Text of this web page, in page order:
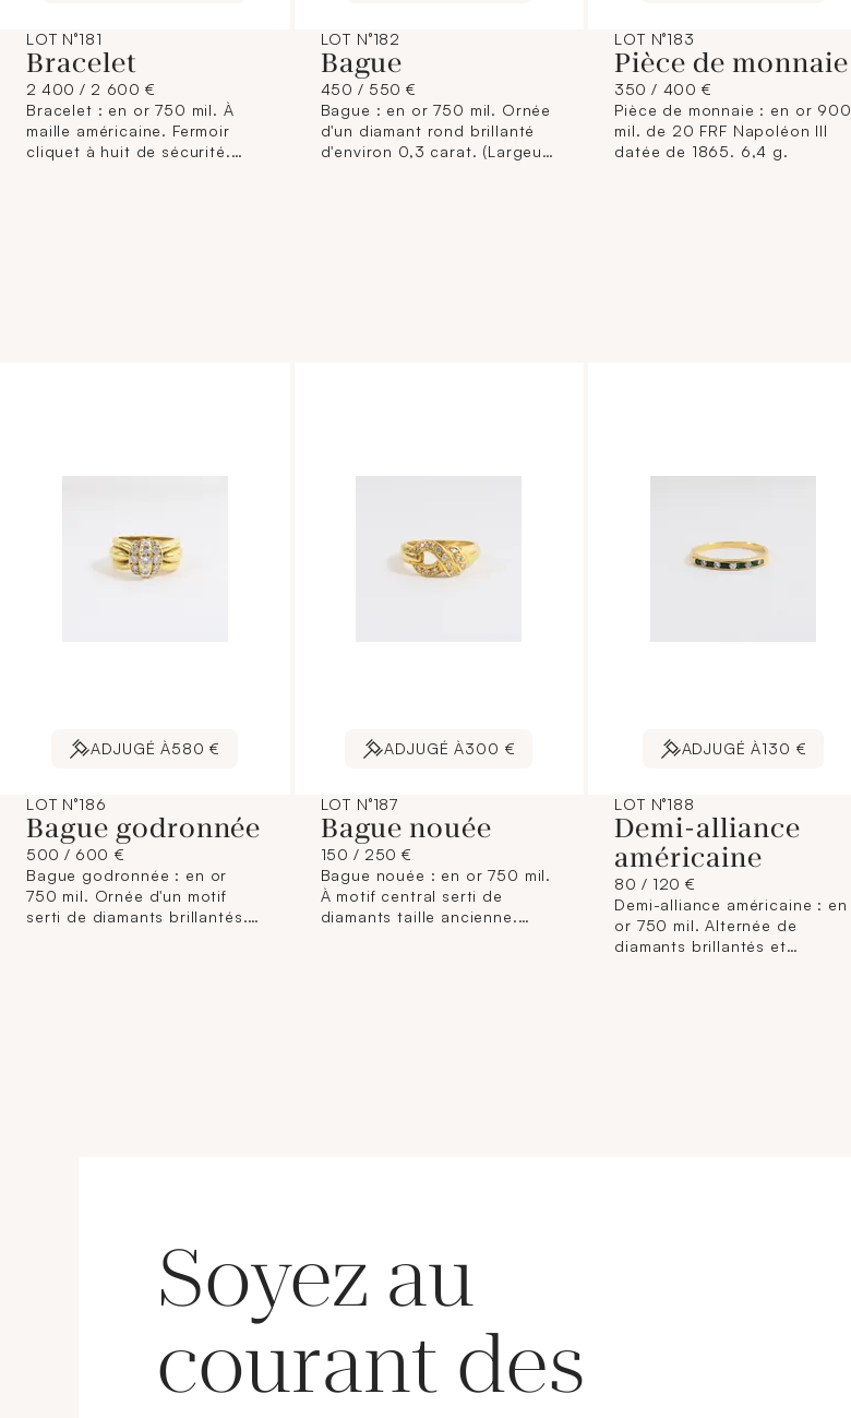
LOT N°181
Bracelet
2 400 / 2 600 €
Bracelet : en or 750 mil. À
maille américaine. Fermoir
cliquet à huit de sécurité.
LOT N°182
Bague
450 / 550 €
Bague : en or 750 mil. Ornée
d'un diamant rond brillanté
d'environ 0,3 carat. (Largeur
LOT N°183
Pièce de monnaie
350 / 400 €
Pièce de monnaie : en or 900
mil. de 20 FRF Napoléon III
datée de 1865. 6,4 g.
ADJUGÉ À580 €
LOT N°186
Bague godronnée
500 / 600 €
Bague godronnée : en or
750 mil. Ornée d'un motif
serti de diamants brillantés.
ADJUGÉ À300 €
LOT N°187
Bague nouée
150 / 250 €
Bague nouée : en or 750 mil.
À motif central serti de
diamants taille ancienne.
ADJUGÉ À130 €
LOT N°188
Demi-alliance
américaine
80 / 120 €
Demi-alliance américaine : en
or 750 mil. Alternée de
diamants brillantés et
Soyez au
courant des